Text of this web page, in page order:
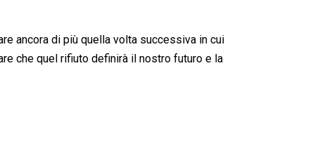
ancora di più quella volta successiva in cui
che quel rifiuto definirà il nostro futuro e la